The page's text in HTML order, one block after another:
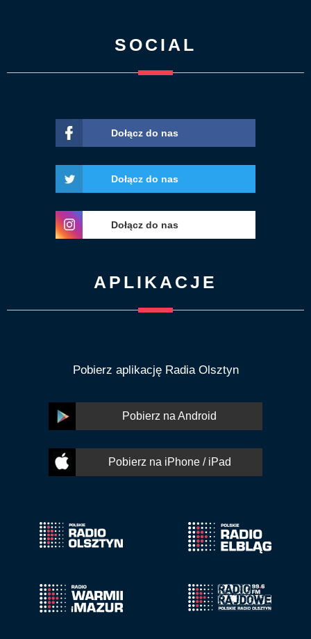
SOCIAL
Dołącz do nas
Dołącz do nas
Dołącz do nas
APLIKACJE
Pobierz aplikację Radia Olsztyn
Pobierz na Android
Pobierz na iPhone / iPad